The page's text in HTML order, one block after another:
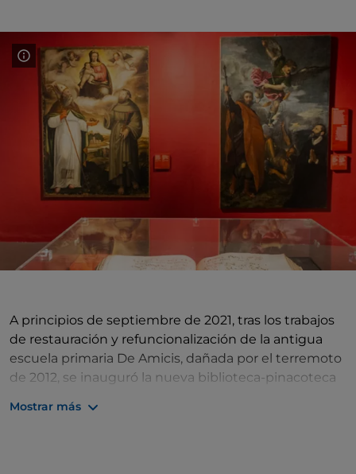
A principios de septiembre de 2021, tras los trabajos
de restauración y refuncionalización de la antigua
escuela primaria De Amicis, dañada por el terremoto
de 2012, se inauguró la nueva biblioteca-pinacoteca
Mostrar más